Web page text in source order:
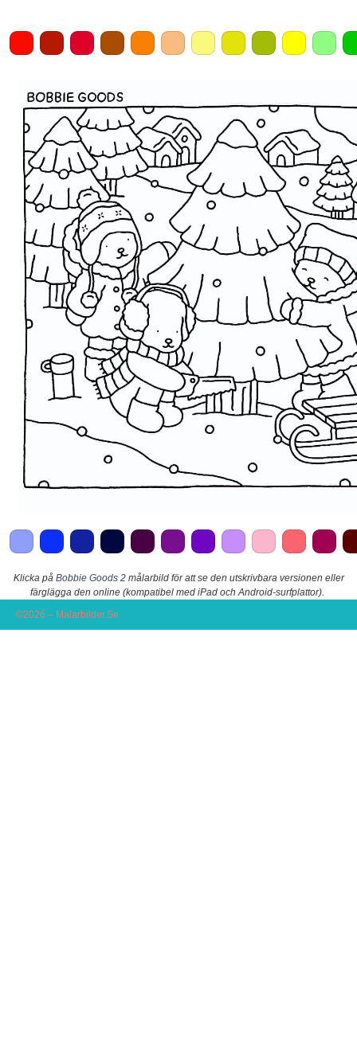
Klicka på Bobbie Goods 2målarbild för att se den utskrivbara versionen eller
färglägga den online (kompatibel med iPad och Android-surfplattor).
©2026 – Malarbilder.Se